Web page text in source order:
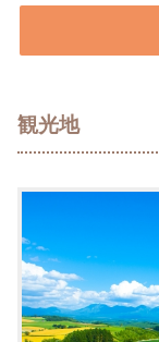
観光地